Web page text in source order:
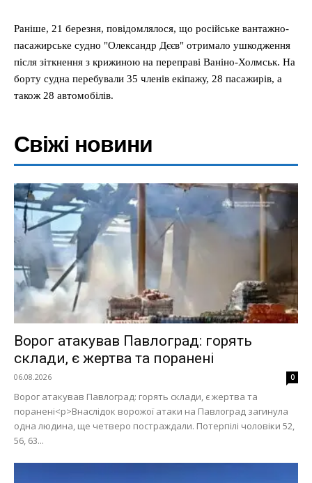
Раніше, 21 березня, повідомлялося, що російське вантажно-
пасажирське судно "Олександр Дєєв" отримало ушкодження
після зіткнення з крижиною на переправі Ваніно-Холмськ. На
борту судна перебували 35 членів екіпажу, 28 пасажирів, а
також 28 автомобілів.
Свіжі новини
Ворог атакував Павлоград: горять
склади, є жертва та поранені
06.08.2026 0
Ворог атакував Павлоград: горять склади, є жертва та
поранені<p>Внаслідок ворожої атаки на Павлоград загинула
одна людина, ще четверо постраждали. Потерпілі чоловіки 52,
56, 63...